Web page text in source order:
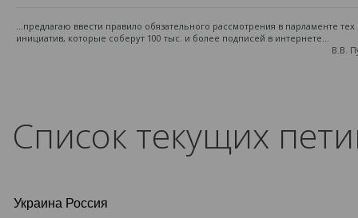
...предлагаю ввести правило обязательного рассмотрения в парламенте
инициатив, которые соберут 100 тыс. и более подписей в интернете...
В.В.
Список текущих
Украина Россия